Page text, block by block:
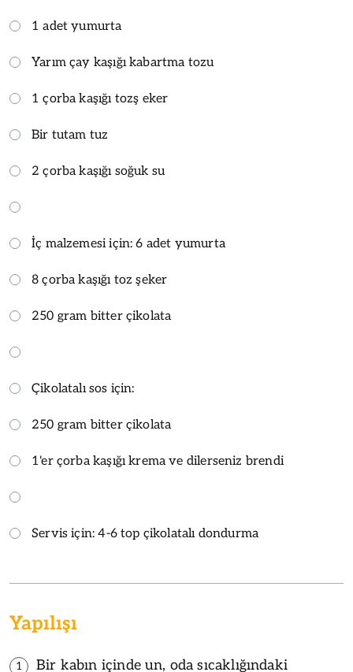
1 adet yumurta
Yarım çay kaşığı kabartma tozu
1 çorba kaşığı tozş eker
Bir tutam tuz
2 çorba kaşığı soğuk su
İç malzemesi için: 6 adet yumurta
8 çorba kaşığı toz şeker
250 gram bitter çikolata
Çikolatalı sos için:
250 gram bitter çikolata
1'er çorba kaşığı krema ve dilerseniz brendi
Servis için: 4-6 top çikolatalı dondurma
Yapılışı
1 Bir kabın içinde un, oda sıcaklığındaki